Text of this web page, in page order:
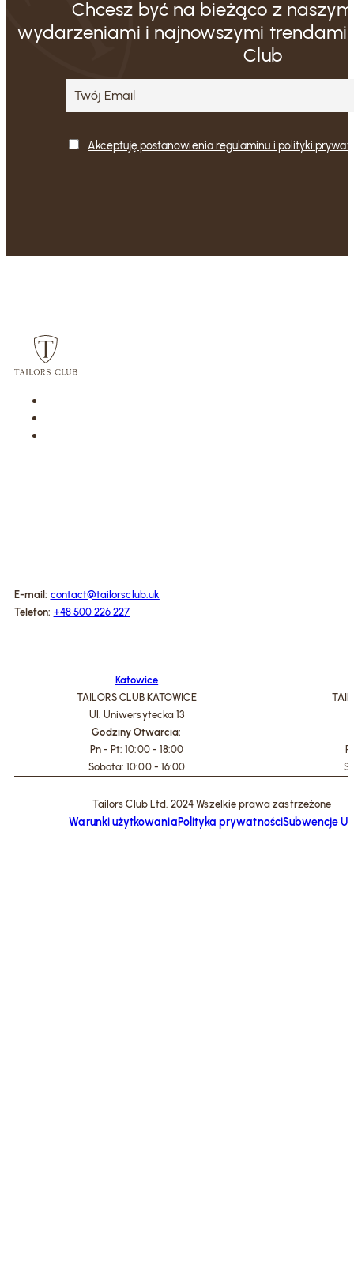
Chcesz być na bieżąco z
wydarzeniami i najnowszymi
Club
Akceptuję postanowienia regulaminu i polityki
E-mail: contact@tailorsclub.uk
Telefon: +48 500 226 227
Katowice
TAILORS CLUB KATOWICE
Ul. Uniwersytecka 13
Godziny Otwarcia:
Pn - Pt: 10:00 - 18:00
Sobota: 10:00 - 16:00
Tailors Club Ltd. 2024 Wszelkie prawa zastrzeżone
Warunki użytkowaniaPolityka prywatnościSubwencje UE